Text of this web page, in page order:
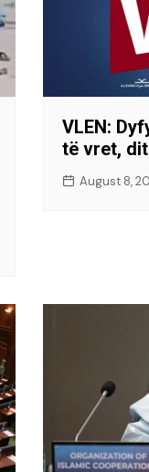
VLEN:
të vret,
August 8,